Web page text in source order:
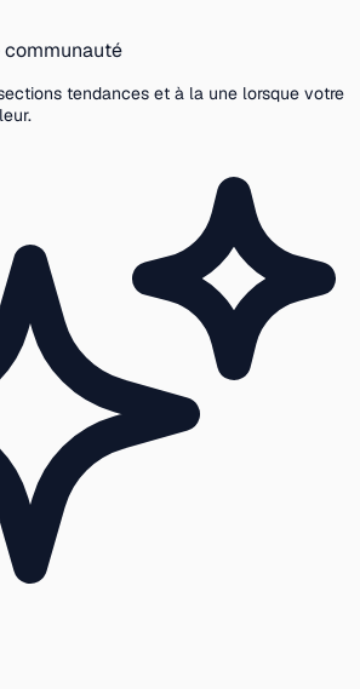
tendances et à la une lorsque votre